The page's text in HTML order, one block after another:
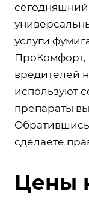
сегодняшний
услуги
ПроКомфорт,
вредителей
используют
препараты
сделаете
Цены